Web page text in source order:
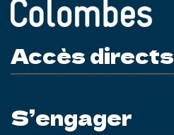
Accès directs
S’engager